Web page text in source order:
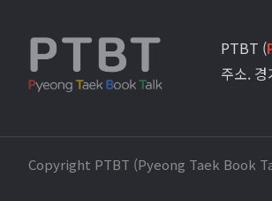
PTBT (
주소.
Copyright PTBT (Pyeong Taek Book